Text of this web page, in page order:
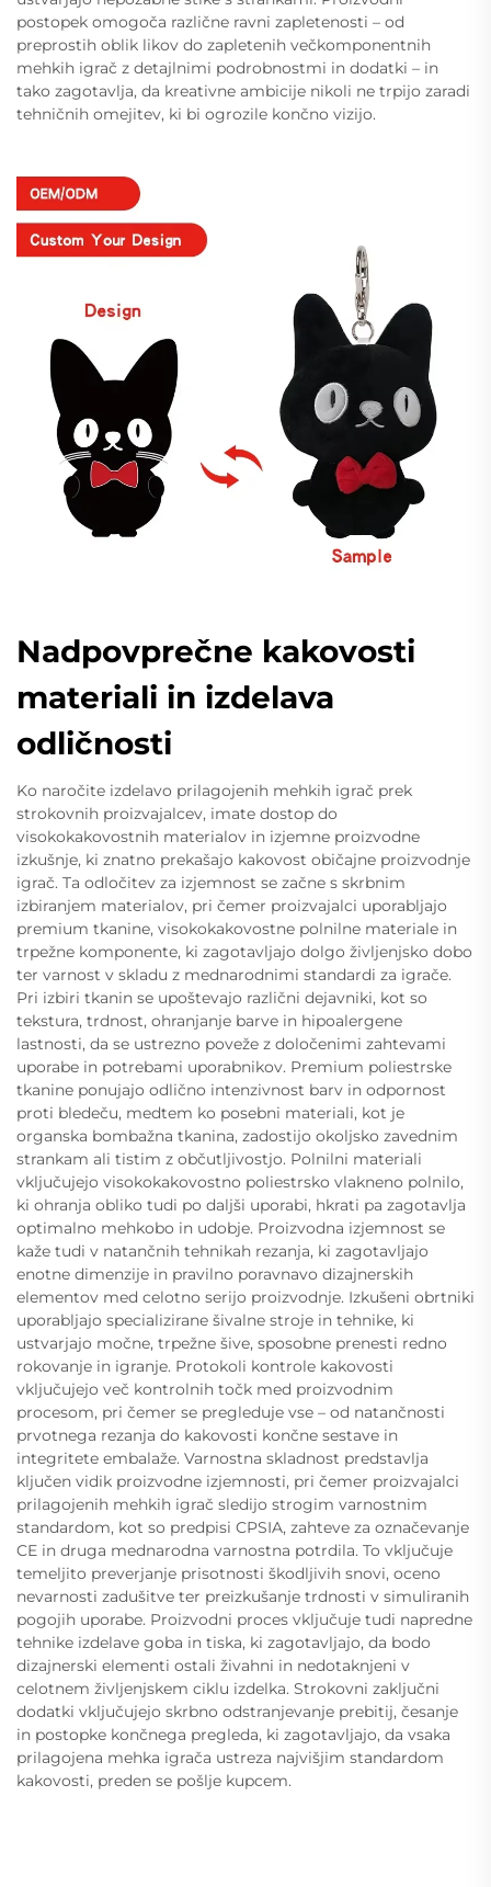
postopek omogoča različne ravni zapletenosti – od
preprostih oblik likov do zapletenih večkomponentnih
mehkih igrač z detajlnimi podrobnostmi in dodatki – in
tako zagotavlja, da kreativne ambicije nikoli ne trpijo zaradi
tehničnih omejitev, ki bi ogrozile končno vizijo.
Nadpovprečne kakovosti
materiali in izdelava
odličnosti
Ko naročite izdelavo prilagojenih mehkih igrač prek
strokovnih proizvajalcev, imate dostop do
visokokakovostnih materialov in izjemne proizvodne
izkušnje, ki znatno prekašajo kakovost običajne proizvodnje
igrač. Ta odločitev za izjemnost se začne s skrbnim
izbiranjem materialov, pri čemer proizvajalci uporabljajo
premium tkanine, visokokakovostne polnilne materiale in
trpežne komponente, ki zagotavljajo dolgo življenjsko dobo
ter varnost v skladu z mednarodnimi standardi za igrače.
Pri izbiri tkanin se upoštevajo različni dejavniki, kot so
tekstura, trdnost, ohranjanje barve in hipoalergene
lastnosti, da se ustrezno poveže z določenimi zahtevami
uporabe in potrebami uporabnikov. Premium poliestrske
tkanine ponujajo odlično intenzivnost barv in odpornost
proti bledeču, medtem ko posebni materiali, kot je
organska bombažna tkanina, zadostijo okoljsko zavednim
strankam ali tistim z občutljivostjo. Polnilni materiali
vključujejo visokokakovostno poliestrsko vlakneno polnilo,
ki ohranja obliko tudi po daljši uporabi, hkrati pa zagotavlja
optimalno mehkobo in udobje. Proizvodna izjemnost se
kaže tudi v natančnih tehnikah rezanja, ki zagotavljajo
enotne dimenzije in pravilno poravnavo dizajnerskih
elementov med celotno serijo proizvodnje. Izkušeni obrtniki
uporabljajo specializirane šivalne stroje in tehnike, ki
ustvarjajo močne, trpežne šive, sposobne prenesti redno
rokovanje in igranje. Protokoli kontrole kakovosti
vključujejo več kontrolnih točk med proizvodnim
procesom, pri čemer se pregleduje vse – od natančnosti
prvotnega rezanja do kakovosti končne sestave in
integritete embalaže. Varnostna skladnost predstavlja
ključen vidik proizvodne izjemnosti, pri čemer proizvajalci
prilagojenih mehkih igrač sledijo strogim varnostnim
standardom, kot so predpisi CPSIA, zahteve za označevanje
CE in druga mednarodna varnostna potrdila. To vključuje
temeljito preverjanje prisotnosti škodljivih snovi, oceno
nevarnosti zadušitve ter preizkušanje trdnosti v simuliranih
pogojih uporabe. Proizvodni proces vključuje tudi napredne
tehnike izdelave goba in tiska, ki zagotavljajo, da bodo
dizajnerski elementi ostali živahni in nedotaknjeni v
celotnem življenjskem ciklu izdelka. Strokovni zaključni
dodatki vključujejo skrbno odstranjevanje prebitij, česanje
in postopke končnega pregleda, ki zagotavljajo, da vsaka
prilagojena mehka igrača ustreza najvišjim standardom
kakovosti, preden se pošlje kupcem.